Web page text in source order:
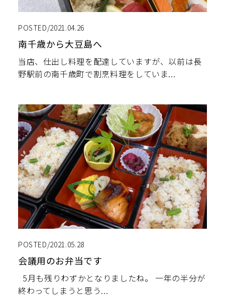
POSTED/2021.04.26
南千歳から大豆島へ
当店、仕出し料理を配達していますが、以前は長
野駅前の南千歳町で割烹料理をしていま...
POSTED/2021.05.28
会議用のお弁当です
5月も残りわずかとなりましたね。 一年の半分が
終わってしまうと思う...